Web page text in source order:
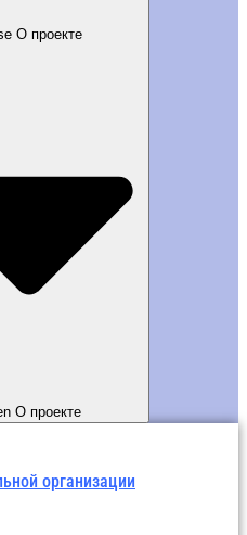
О проекте
О проекте
организации